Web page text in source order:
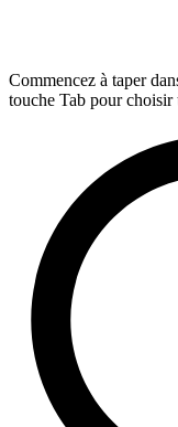
Commencez à taper
touche Tab pour choisir